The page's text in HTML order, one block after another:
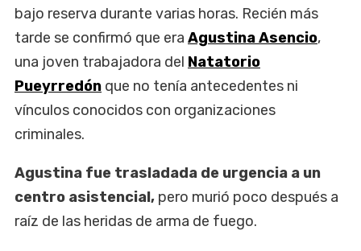
bajo reserva durante varias horas. Recién más
tarde se confirmó que era Agustina Asencio,
una joven trabajadora del Natatorio
Pueyrredón que no tenía antecedentes ni
vínculos conocidos con organizaciones
criminales.
Agustina fue trasladada de urgencia a un
centro asistencial, pero murió poco después a
raíz de las heridas de arma de fuego.